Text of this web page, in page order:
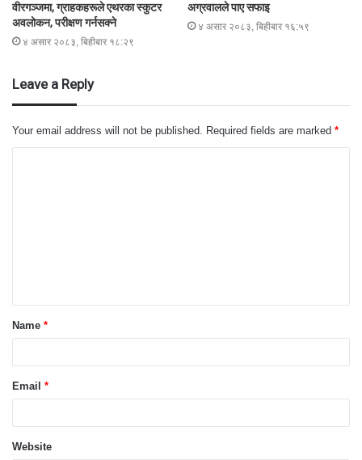
वीरगञ्जमा, ग्राहकहरूले एथरका स्कुटर
अवलोकन, परीक्षण गर्नसक्ने
४ असार २०८३, बिहीबार १८:२९
अग्रवालले पाए सफाइ
४ असार २०८३, बिहीबार १६:५९
Leave a Reply
Your email address will not be published. Required fields are marked *
t
*Name *
Email *
Website